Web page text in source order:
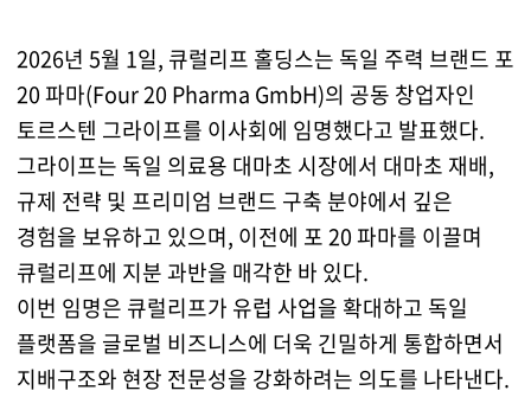
2026년 5월 1일, 큐럴리프 홀딩스는 독일 주력 브랜드 포
20 파마(Four 20 Pharma GmbH)의 공동 창업자인
토르스텐 그라이프를 이사회에 임명했다고 발표했다.
그라이프는 독일 의료용 대마초 시장에서 대마초 재배,
규제 전략 및 프리미엄 브랜드 구축 분야에서 깊은
경험을 보유하고 있으며, 이전에 포 20 파마를 이끌며
큐럴리프에 지분 과반을 매각한 바 있다.
이번 임명은 큐럴리프가 유럽 사업을 확대하고 독일
플랫폼을 글로벌 비즈니스에 더욱 긴밀하게 통합하면서
지배구조와 현장 전문성을 강화하려는 의도를 나타낸다.